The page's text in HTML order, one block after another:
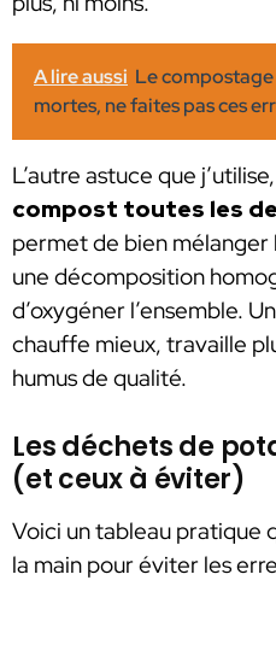
A lire aussi Le
mortes, ne faites pas ces
L’autre astuce que
compost toutes les
permet de bien
une décomposition
d’oxygéner l’ensemble.
chauffe mieux, travaille
humus de qualité.
Les déchets de
(et ceux à éviter)
Voici un tableau pratique
la main pour éviter les